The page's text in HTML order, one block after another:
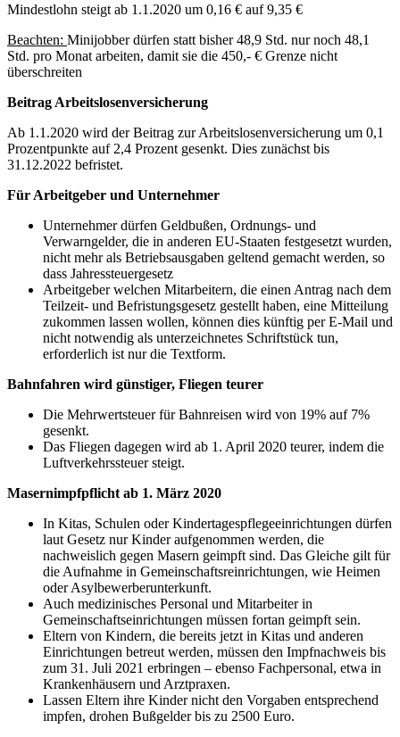
Mindestlohn steigt ab 1.1.2020 um 0,16 € auf 9,35 €
Beachten: Minijobber dürfen statt bisher 48,9 Std. nur noch 48,1
Std. pro Monat arbeiten, damit sie die 450,- € Grenze nicht
überschreiten
Beitrag Arbeitslosenversicherung
Ab 1.1.2020 wird der Beitrag zur Arbeitslosenversicherung um 0,1
Prozentpunkte auf 2,4 Prozent gesenkt. Dies zunächst bis
31.12.2022 befristet.
Für Arbeitgeber und Unternehmer
Unternehmer dürfen Geldbußen, Ordnungs- und
Verwarngelder, die in anderen EU-Staaten festgesetzt wurden,
nicht mehr als Betriebsausgaben geltend gemacht werden, so
dass Jahressteuergesetz
Arbeitgeber welchen Mitarbeitern, die einen Antrag nach dem
Teilzeit- und Befristungsgesetz gestellt haben, eine Mitteilung
zukommen lassen wollen, können dies künftig per E-Mail und
nicht notwendig als unterzeichnetes Schriftstück tun,
erforderlich ist nur die Textform.
Bahnfahren wird günstiger, Fliegen teurer
Die Mehrwertsteuer für Bahnreisen wird von 19% auf 7%
gesenkt.
Das Fliegen dagegen wird ab 1. April 2020 teurer, indem die
Luftverkehrssteuer steigt.
Masernimpfpflicht ab 1. März 2020
In Kitas, Schulen oder Kindertagespflegeeinrichtungen dürfen
laut Gesetz nur Kinder aufgenommen werden, die
nachweislich gegen Masern geimpft sind. Das Gleiche gilt für
die Aufnahme in Gemeinschaftsreinrichtungen, wie Heimen
oder Asylbewerberunterkunft.
Auch medizinisches Personal und Mitarbeiter in
Gemeinschaftseinrichtungen müssen fortan geimpft sein.
Eltern von Kindern, die bereits jetzt in Kitas und anderen
Einrichtungen betreut werden, müssen den Impfnachweis bis
zum 31. Juli 2021 erbringen – ebenso Fachpersonal, etwa in
Krankenhäusern und Arztpraxen.
Lassen Eltern ihre Kinder nicht den Vorgaben entsprechend
impfen, drohen Bußgelder bis zu 2500 Euro.